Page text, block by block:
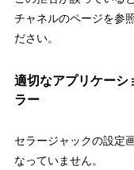
チャネルのページを参
ださい。
適切なアプリケー
ラー
セラージャックの設定
なっていません。